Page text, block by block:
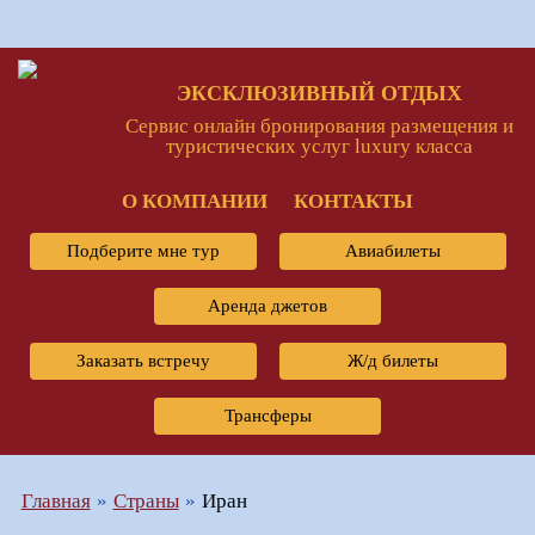
ЭКСКЛЮЗИВНЫЙ ОТДЫХ
Сервис онлайн бронирования размещения и
туристических услуг luxury класса
О КОМПАНИИ КОНТАКТЫ
Подберите мне тур Авиабилеты
Аренда джетов
Заказать встречу Ж/д билеты
Трансферы
Главная Страны Иран